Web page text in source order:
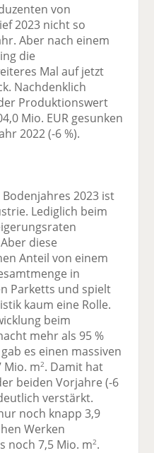
von
2023 nicht so
Aber nach einem
die
Mal auf jetzt
Nachdenklich
Produktionswert
Mio. EUR gesunken
2022 (-6 %).
2023 ist
Lediglich beim
diese
Anteil von einem
in
Parketts und spielt
kaum eine Rolle.
beim
mehr als 95 %
es einen massiven
Mio. m2. Damit hat
beiden Vorjahre (-6
verstärkt.
noch knapp 3,9
Werken
noch 7,5 Mio. m2.